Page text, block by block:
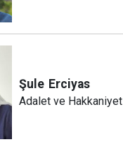
Şule Erciyas
Adalet ve Hakkaniyet